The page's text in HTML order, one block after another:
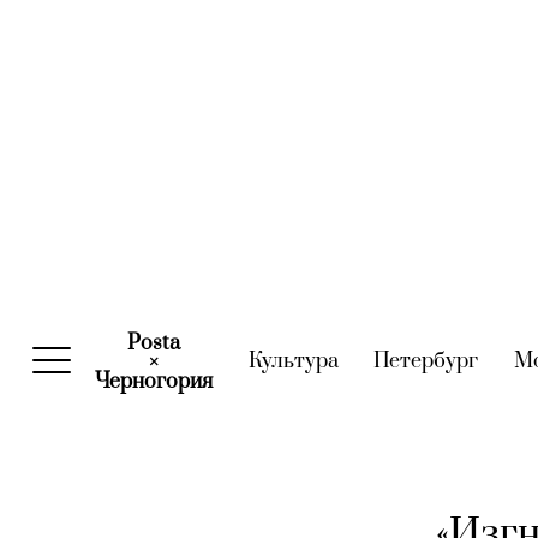
Posta
×
Черногория(current)
Культура(current)
Петербург